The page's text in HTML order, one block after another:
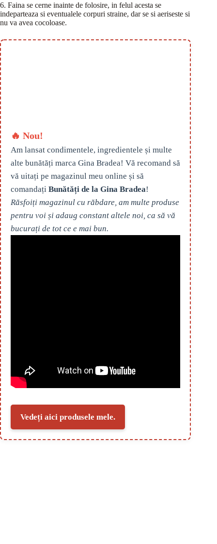
6. Faina se cerne inainte de folosire, in felul acesta se
indeparteaza si eventualele corpuri straine, dar se si aeriseste si
nu va avea cocoloase.
🔥 Nou!
Am lansat condimentele, ingredientele și multe
alte bunătăți marca Gina Bradea! Vă recomand să
vă uitați pe magazinul meu online și să
comandați Bunătăți de la Gina Bradea!
Răsfoiți magazinul cu răbdare, am multe produse
pentru voi și adaug constant altele noi, ca să vă
bucurați de tot ce e mai bun.
Vedeți aici produsele mele.